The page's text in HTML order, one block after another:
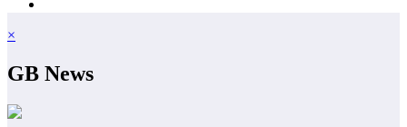
×
GB News